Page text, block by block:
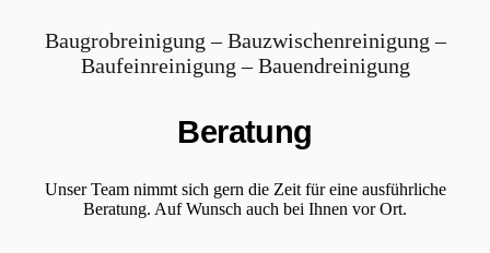
Baugrobreinigung – Bauzwischenreinigung –
Baufeinreinigung – Bauendreinigung
Beratung
Unser Team nimmt sich gern die Zeit für eine ausführliche
Beratung. Auf Wunsch auch bei Ihnen vor Ort.